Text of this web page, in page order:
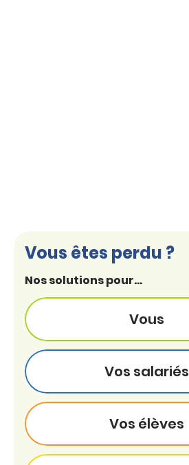
Vous êtes perdu ?
Nos solutions pour...
Vous
Vos salariés
Vos élèves